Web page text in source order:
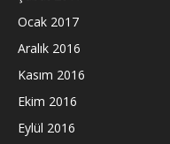
Ocak 2017
Aralık 2016
Kasım 2016
Ekim 2016
Eylül 2016